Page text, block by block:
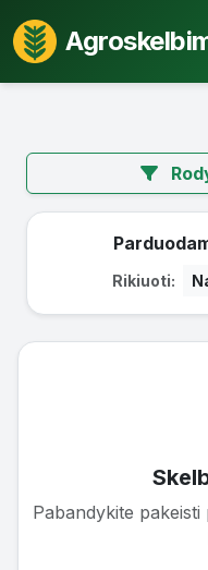
Rikiuoti:
Pabandykite